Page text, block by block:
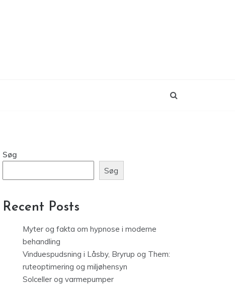
Søg
Søg
Recent Posts
Myter og fakta om hypnose i moderne
behandling
Vinduespudsning i Låsby, Bryrup og Them:
ruteoptimering og miljøhensyn
Solceller og varmepumper